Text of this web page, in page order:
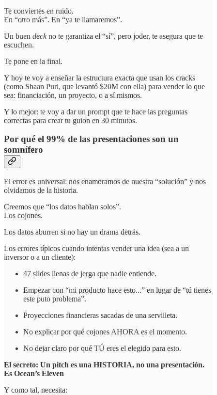
Te conviertes en ruido.
En “otro más”. En “ya te llamaremos”.
Un buen deckno te garantiza el “sí”, pero joder, te asegura que te
escuchen.
Te pone en la final.
Y hoy te voy a enseñar la estructura exacta que usan los cracks
(como Shaan Puri, que levantó $20M con ella) para vender lo que
sea: financiación, un proyecto, o a sí mismos.
Y lo mejor: te voy a dar un prompt que te hace las preguntas
correctas para crear tu guion en 30 minutos.
Por qué el 99% de las presentaciones son un
somnífero
El error es universal: nos enamoramos de nuestra “solución” y nos
olvidamos de la historia.
Creemos que “los datos hablan solos”.
Los cojones.
Los datos aburren si no hay un drama detrás.
Los errores típicos cuando intentas vender una idea (sea a un
inversor o a un cliente):
47 slides llenas de jerga que nadie entiende.
Empezar con “mi producto hace esto...” en lugar de “tú tienes
este puto problema”.
Proyecciones financieras sacadas de una servilleta.
No explicar por qué cojones AHORA es el momento.
No dejar claro por qué TÚ eres el elegido para esto.
El secreto: Un pitch es una HISTORIA, no una presentación.
Es Ocean’s Eleven
Y como tal, necesita: